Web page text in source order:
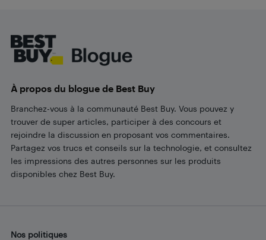
À propos du blogue de Best Buy
Branchez-vous à la communauté Best Buy. Vous pouvez y
trouver de super articles, participer à des concours et
rejoindre la discussion en proposant vos commentaires.
Partagez vos trucs et conseils sur la technologie, et consultez
les impressions des autres personnes sur les produits
disponibles chez Best Buy.
Nos politiques